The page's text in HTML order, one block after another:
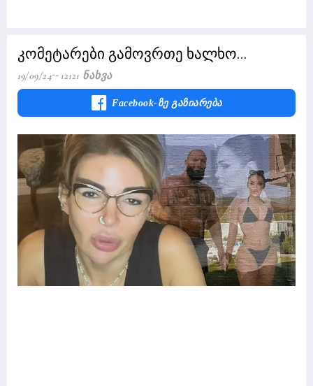
კომეტარები გამოვრთე ხალხო...
19/09/24 12121 Ნახვა
Facebook-Ზე Გაზიარება